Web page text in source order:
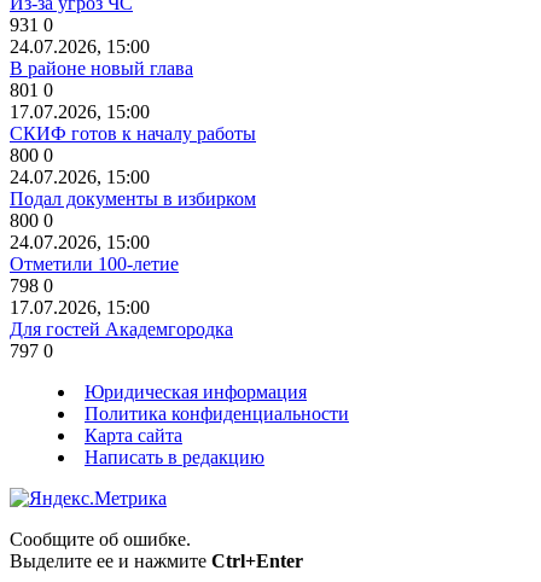
931 0
24.07.2026, 15:00
В районе новый глава
801 0
17.07.2026, 15:00
СКИФ готов к началу работы
800 0
24.07.2026, 15:00
Подал документы в избирком
800 0
24.07.2026, 15:00
Отметили 100-летие
798 0
17.07.2026, 15:00
Для гостей Академгородка
797 0
Юридическая информация
Политика конфиденциальности
Карта сайта
Написать в редакцию
Сообщите об ошибке.
Выделите ее и нажмите Ctrl+Enter